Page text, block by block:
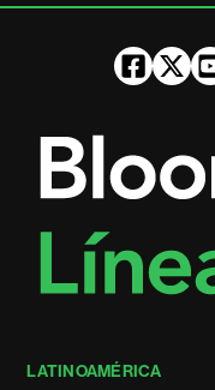
LATINOAMÉRICA